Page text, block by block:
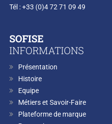
Tél : +33 (0)4 72 71 09 49
SOFISE
INFORMATIONS
Présentation
Histoire
Equipe
Métiers et Savoir-Faire
Plateforme de marque